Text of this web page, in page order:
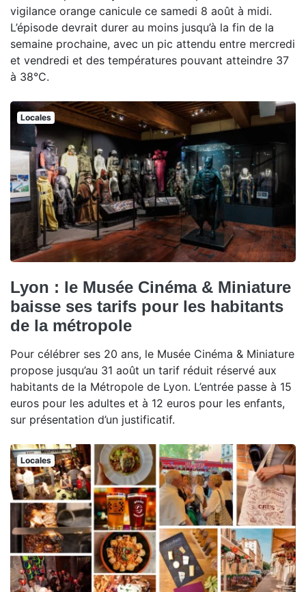
vigilance orange canicule ce samedi 8 août à midi.
L’épisode devrait durer au moins jusqu’à la fin de la
semaine prochaine, avec un pic attendu entre mercredi
et vendredi et des températures pouvant atteindre 37
à 38°C.
Locales
Lyon : le Musée Cinéma & Miniature
baisse ses tarifs pour les habitants
de la métropole
Pour célébrer ses 20 ans, le Musée Cinéma & Miniature
propose jusqu’au 31 août un tarif réduit réservé aux
habitants de la Métropole de Lyon. L’entrée passe à 15
euros pour les adultes et à 12 euros pour les enfants,
sur présentation d’un justificatif.
Locales